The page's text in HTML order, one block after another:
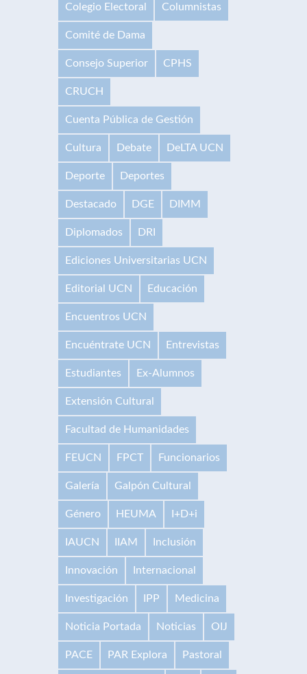
Colegio Electoral Columnistas
Comité de Dama
Consejo Superior CPHS
CRUCH
Cuenta Pública de Gestión
Cultura Debate DeLTA UCN
Deporte Deportes
Destacado DGE DIMM
Diplomados DRI
Ediciones Universitarias UCN
Editorial UCN Educación
Encuentros UCN
Encuéntrate UCN Entrevistas
Estudiantes Ex-Alumnos
Extensión Cultural
Facultad de Humanidades
FEUCN FPCT Funcionarios
Galería Galpón Cultural
Género HEUMA I+D+i
IAUCN IIAM Inclusión
Innovación Internacional
Investigación IPP Medicina
Noticia Portada Noticias OIJ
PACE PAR Explora Pastoral